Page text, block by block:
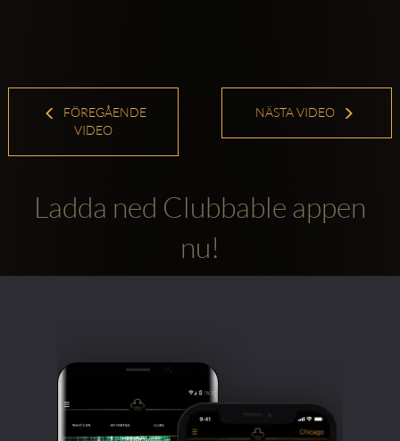
FÖREGÅENDE
VIDEO
NÄSTA VIDEO
Ladda ned Clubbable appen
nu!